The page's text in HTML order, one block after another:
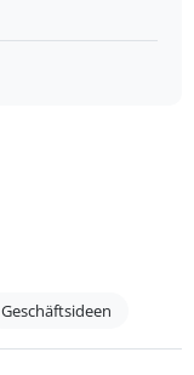
Geschäftsideen